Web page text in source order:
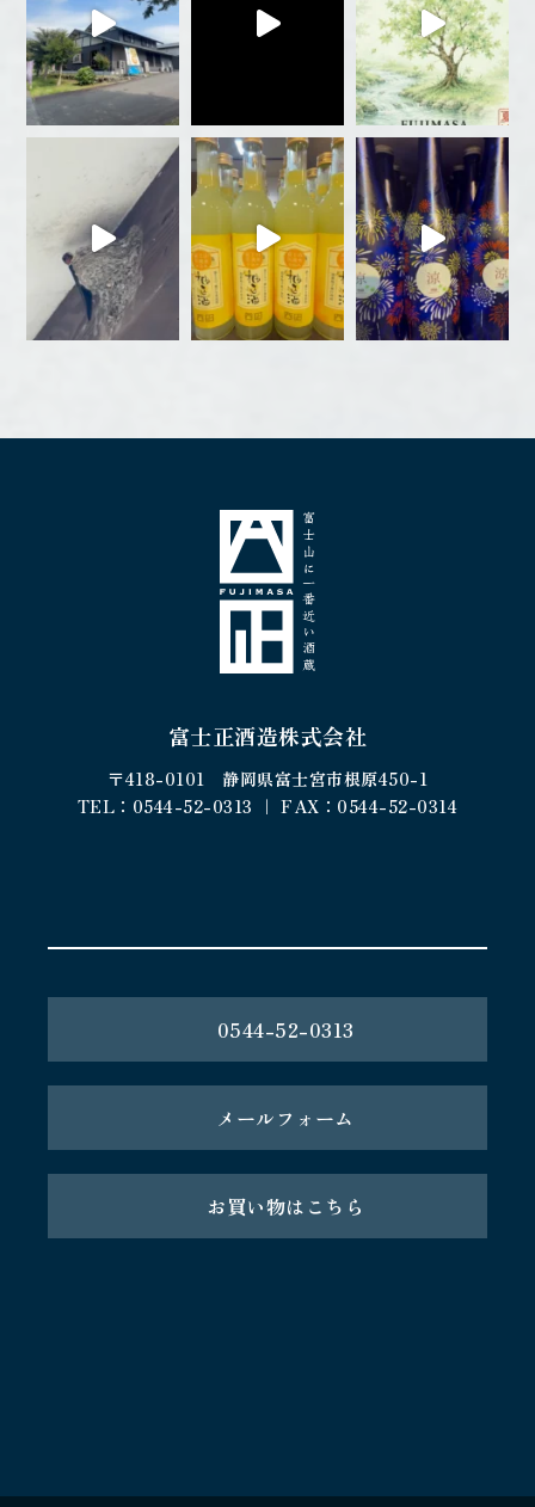
富士正酒造株式会社
〒418-0101 静岡県富士宮市根原450-1
TEL：0544-52-0313 ｜ FAX：0544-52-0314
0544-52-0313
メールフォーム
お買い物はこちら